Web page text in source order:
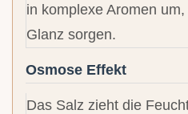
in komplexe Aromen
Glanz sorgen.
Osmose Effekt
Das Salz zieht die